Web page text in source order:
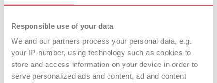
Responsible use of your data
We and our partners process your personal data, e.g.
your IP-number, using technology such as cookies to
store and access information on your device in order to
serve personalized ads and content, ad and content
Renfert stellt Polierpaste für 3D-
gedruckte Materialien vor
Mit „Renfert Polish – 3D-printed
materials“ bringt Renfert eine spezielle